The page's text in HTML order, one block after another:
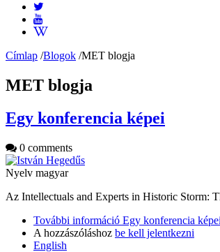
Címlap /Blogok /MET blogja
MET blogja
Egy konferencia képei
0 comments
Nyelv magyar
Az Intellectuals and Experts in Historic Storm:
További információ Egy konferencia
A hozzászóláshoz be kell jelentkezni
English